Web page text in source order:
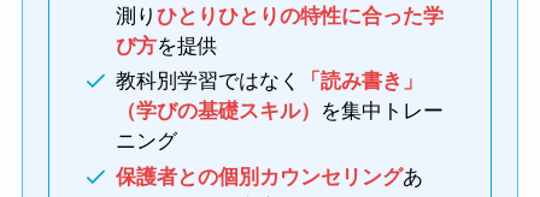
測りひとりひとりの特性に合った学
び方を提供
教科別学習ではなく
「読み書き」
（学びの基礎スキル） を集中トレー
ニング
保護者との個別カウンセリングあ